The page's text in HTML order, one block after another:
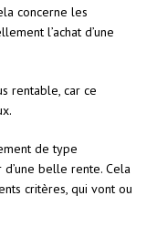
concerne les
l’achat d’une
rentable, car ce
de type
belle rente. Cela
critères, qui vont ou